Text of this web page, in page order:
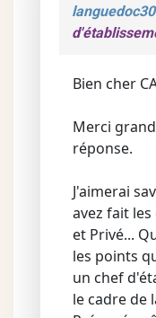
languedoc30
Bien cher
Merci
réponse.
J'aimerai
avez fait
et Privé...
les points
un chef
le cadre de